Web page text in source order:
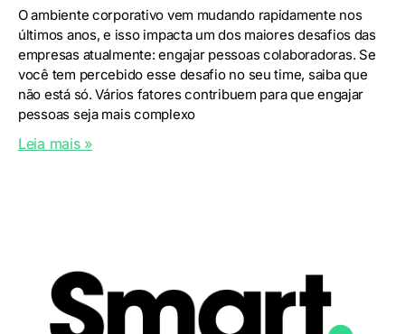
O ambiente corporativo vem mudando rapidamente nos
últimos anos, e isso impacta um dos maiores desafios das
empresas atualmente: engajar pessoas colaboradoras. Se
você tem percebido esse desafio no seu time, saiba que
não está só. Vários fatores contribuem para que engajar
pessoas seja mais complexo
Leia mais »